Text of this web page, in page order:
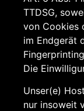
TTDSG,
von Cookies
im Endgerät
Die
Unser(e)
nur insoweit